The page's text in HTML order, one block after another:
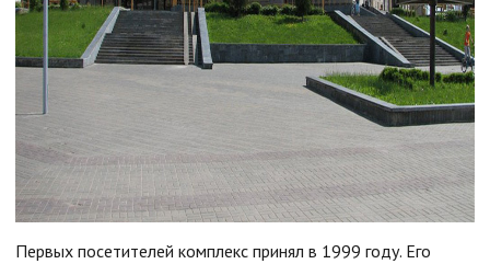
Первых посетителей комплекс принял в 1999 году. Его